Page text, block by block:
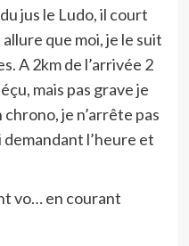
jus le Ludo, il court
que moi, je le suit
A 2km de l’arrivée 2
mais pas grave je
je n’arrête pas
demandant l’heure et
vo… en courant